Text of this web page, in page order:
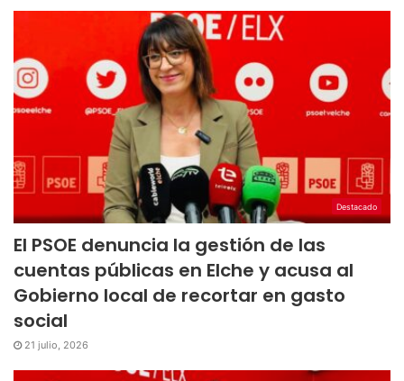
Destacado
El PSOE denuncia la gestión de las
cuentas públicas en Elche y acusa al
Gobierno local de recortar en gasto
social
21 julio, 2026